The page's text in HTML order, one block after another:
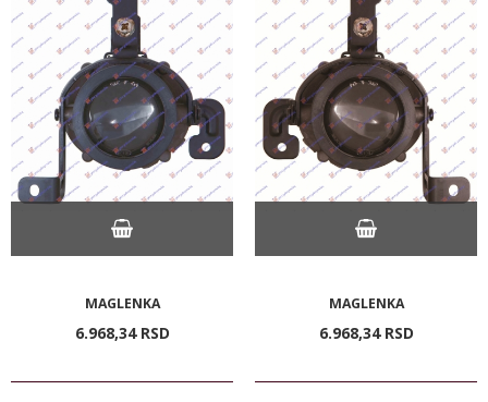
MAGLENKA
6.968,34 RSD
MAGLENKA
6.968,34 RSD